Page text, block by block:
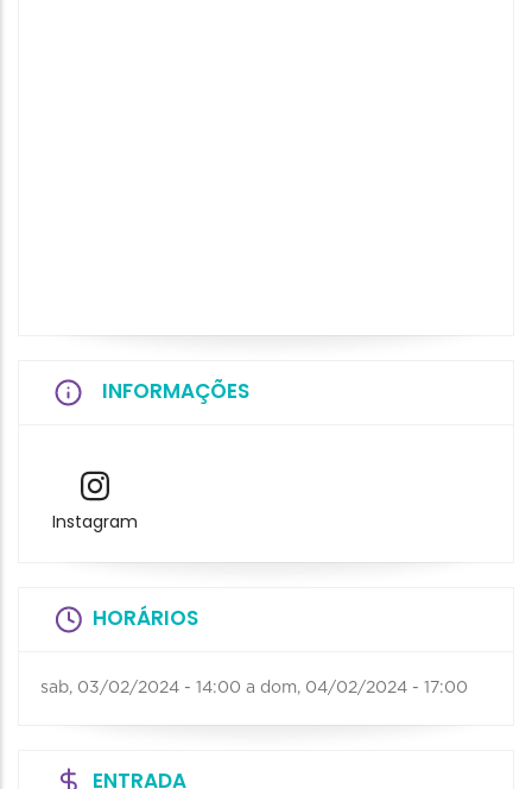
INFORMAÇÕES
Instagram
HORÁRIOS
sab, 03/02/2024 - 14:00 a dom, 04/02/2024 - 17:00
ENTRADA